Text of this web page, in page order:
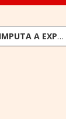
BRÍTEZ Y VICENTE BATAGLIA POR MULTIMILLONARIO DESFALCO